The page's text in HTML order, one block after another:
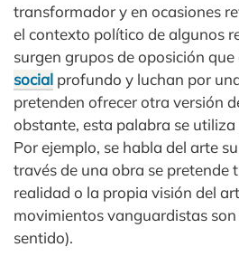
transformador y en ocasiones
el contexto político de algunos
surgen grupos de oposición
social profundo y luchan por
pretenden ofrecer otra versión
obstante, esta palabra se
Por ejemplo, se habla del arte
través de una obra se pretende
realidad o la propia visión del
movimientos vanguardistas son
sentido).